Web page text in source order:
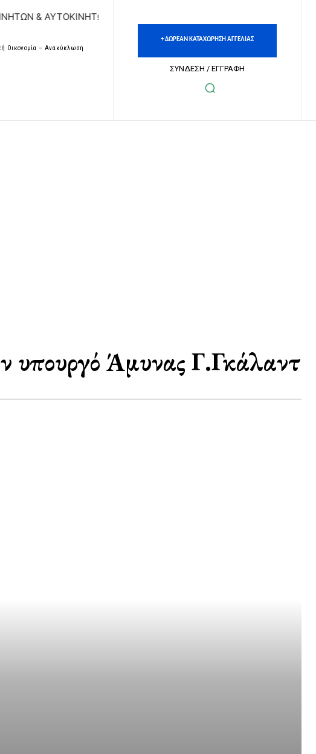
& ΑΥΤΟΚΙΝΗΤΩΝ | ΔΩΡΕΑΝ ΚΑΤΑΧΩΡΗΣΗ ΑΓΓΕΛΙΩΝ ΑΚΙΝΗΤΩΝ &
Οικονομία – Ανακύκλωση
+ ΔΩΡΕΑΝ ΚΑΤΑΧΩΡΗΣΗ ΑΓΓΕΛΙΑΣ
ΣΥΝΔΕΣΗ / ΕΓΓΡΑΦΗ
υπουργό Άμυνας Γ.Γκάλαντ